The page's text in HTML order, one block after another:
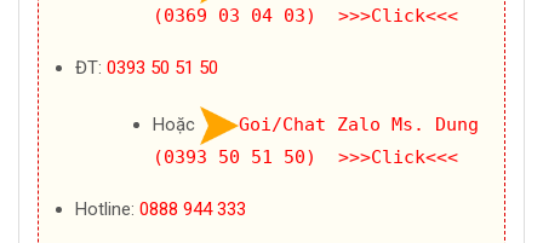
(0369 03 04 03) >>>Click<<<
ĐT: 0393 50 51 50
Hoặc
Goi/Chat Zalo Ms. Dung
(0393 50 51 50) >>>Click<<<
Hotline: 0888 944 333